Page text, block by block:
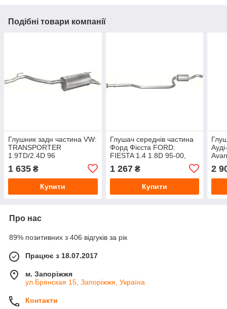
Подібні товари компанії
Глушник задн частина VW:
TRANSPORTER
1.9TD/2.4D 96
1 635 ₴
Купити
Глушач середнів частина
Форд Фієста FORD:
FIESTA 1.4 1.8D 95-00,
PUMA 1.4 98-01/MAZDA:
121 1.8D 96-00
1 267₴
Купити
2
Про нас
89% позитивних з 406 відгуків за рік
Працює з 18.07.2017
м. Запоріжжя
ул.Брянская 15, Запоріжжя, Україна
Контакти